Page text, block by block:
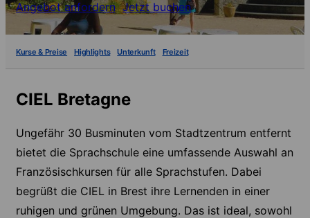
Angebot anfordern Jetzt buchen
Kurse & Preise Highlights Unterkunft Freizeit
CIEL Bretagne
Ungefähr 30 Busminuten vom Stadtzentrum entfernt
bietet die Sprachschule eine umfassende Auswahl an
Französischkursen für alle Sprachstufen. Dabei
begrüßt die CIEL in Brest ihre Lernenden in einer
ruhigen und grünen Umgebung. Das ist ideal, sowohl